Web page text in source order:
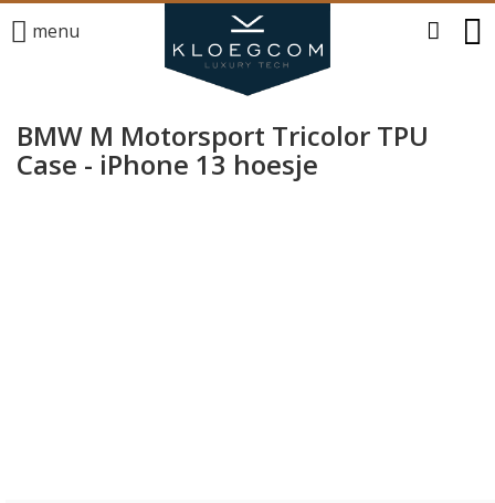
menu
BMW M Motorsport Tricolor TPU
Case - iPhone 13 hoesje